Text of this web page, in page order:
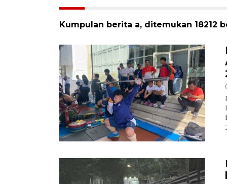
Kumpulan berita a, ditemukan 18212